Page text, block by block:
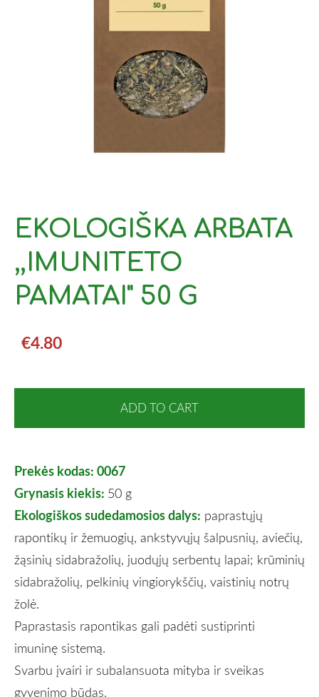
EKOLOGIŠKA ARBATA
,,IMUNITETO
PAMATAI" 50 G
€4.80
ADD TO CART
Prekės kodas: 0067
Grynasis kiekis: 50 g
Ekologiškos sudedamosios dalys: paprastųjų
rapontikų ir žemuogių, ankstyvųjų šalpusnių, aviečių,
žąsinių sidabražolių, juodųjų serbentų lapai; krūminių
sidabražolių, pelkinių vingiorykščių, vaistinių notrų
žolė.
Paprastasis rapontikas gali padėti sustiprinti
imuninę sistemą.
Svarbu įvairi ir subalansuota mityba ir sveikas
gyvenimo būdas.